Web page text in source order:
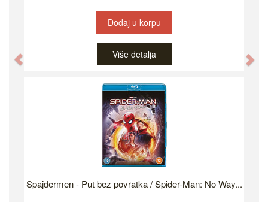
Dodaj u korpu
Više detalja
Spajdermen - Put bez povratka / Spider-Man: No Way...